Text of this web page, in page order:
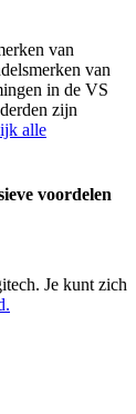
van
van
in de VS
zijn
alle
voordelen
Je kunt zich